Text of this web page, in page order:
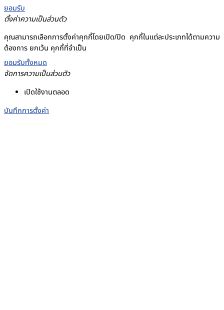
ยอมรับ
ตั้งค่าความเป็นส่วนตัว
คุณสามารถเลือกการตั้งค่าคุกกี้โดยเปิด/ปิด คุกกี้ในแต่ละประเภทได้ตามความ
ต้องการ ยกเว้น คุกกี้ที่จำเป็น
ยอมรับทั้งหมด
จัดการความเป็นส่วนตัว
เปิดใช้งานตลอด
บันทึกการตั้งค่า